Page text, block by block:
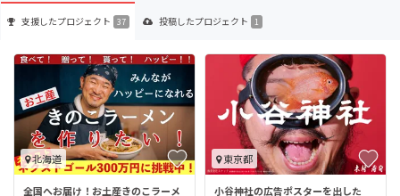
支援したプロジェクト 37 投稿したプロジェクト 1
北海道
全国へお届け！お土産きのこラーメ
東京都
小谷神社の広告ポスターを出した